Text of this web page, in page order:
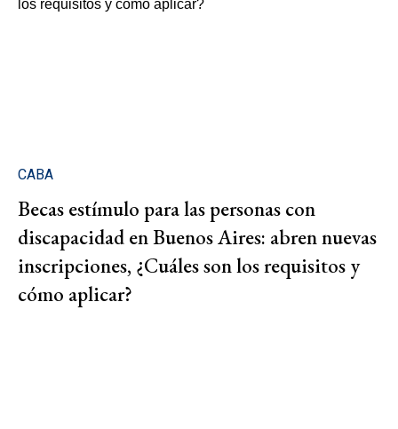
CABA
Becas estímulo para las personas con
discapacidad en Buenos Aires: abren nuevas
inscripciones, ¿Cuáles son los requisitos y
cómo aplicar?